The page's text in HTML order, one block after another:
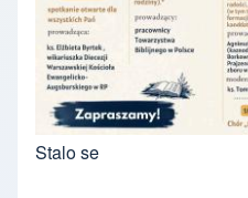
Stalo se